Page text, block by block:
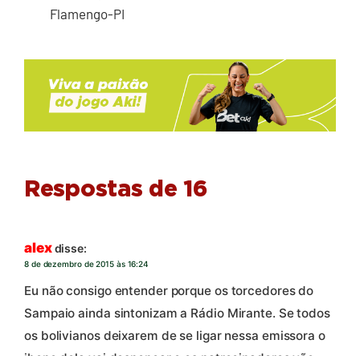
Flamengo-PI
Respostas de 16
alexdisse:
8 de dezembro de 2015 às 16:24
Eu não consigo entender porque os torcedores do
Sampaio ainda sintonizam a Rádio Mirante. Se todos
os bolivianos deixarem de se ligar nessa emissora o